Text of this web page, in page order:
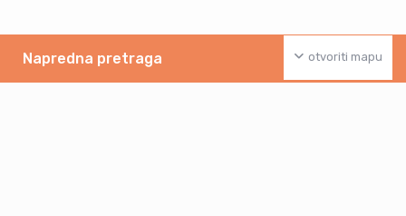
otvoriti mapu
Napredna pretraga